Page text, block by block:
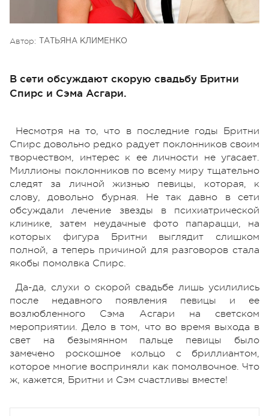
Автор: ТАТЬЯНА КЛИМЕНКО
В сети обсуждают скорую свадьбу Бритни
Спирс и Сэма Асгари.
Несмотря на то, что в последние годы Бритни
Спирс довольно редко радует поклонников своим
творчеством, интерес к ее личности не угасает.
Миллионы поклонников по всему миру тщательно
следят за личной жизнью певицы, которая, к
слову, довольно бурная. Не так давно в сети
обсуждали лечение звезды в психиатрической
клинике, затем неудачные фото папарацци, на
которых фигура Бритни выглядит слишком
полной, а теперь причиной для разговоров стала
якобы помолвка Спирс.
Да-да, слухи о скорой свадьбе лишь усилились
после недавного появления певицы и ее
возлюбленного Сэма Асгари на светском
мероприятии. Дело в том, что во время выхода в
свет на безымянном пальце певицы было
замечено роскошное кольцо с бриллиантом,
которое многие восприняли как помолвочное. Что
ж, кажется, Бритни и Сэм счастливы вместе!